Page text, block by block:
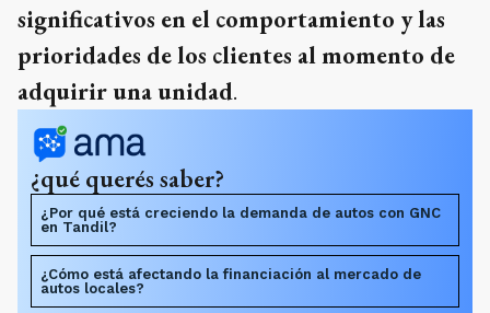
significativos en el comportamiento y las
prioridades de los clientes al momento de
adquirir una unidad.
¿qué querés saber?
¿Por qué está creciendo la demanda de autos con GNC
en Tandil?
¿Cómo está afectando la financiación al mercado de
autos locales?